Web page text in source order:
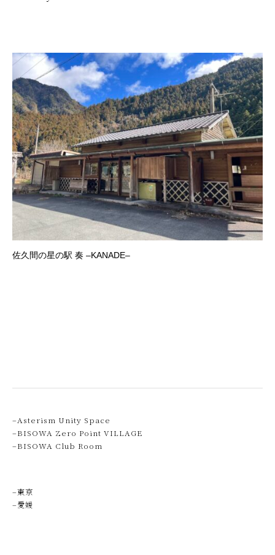
佐久間の星の駅 奏 –KANADE–
–Asterism Unity Space
–BISOWA Zero Point VILLAGE
–BISOWA Club Room
–東京
–愛媛